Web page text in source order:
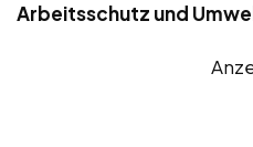
Arbeitsschutz und